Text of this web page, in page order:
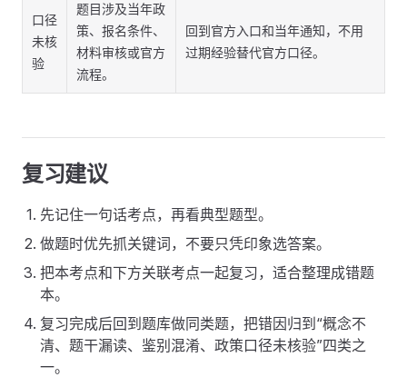
口径
未核
验
题目涉及当年政
策、报名条件、
材料审核或官方
流程。
回到官方入口和当年通知，不用
过期经验替代官方口径。
复习建议
先记住一句话考点，再看典型题型。
做题时优先抓关键词，不要只凭印象选答案。
把本考点和下方关联考点一起复习，适合整理成错题
本。
复习完成后回到题库做同类题，把错因归到“概念不
清、题干漏读、鉴别混淆、政策口径未核验”四类之
一。